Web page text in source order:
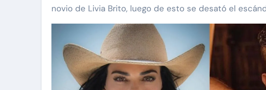
novio de Livia Brito, luego de esto se desató el